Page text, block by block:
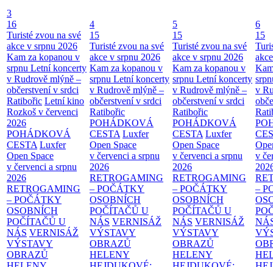
3
16
Turisté zvou na své
akce v srpnu 2026
Kam za kopanou v
srpnu Letní koncerty
v Rudrově mlýně –
občerstvení v srdci
Ratibořic Letní kino
Rozkoš v červenci
2026
POHÁDKOVÁ
CESTA Luxfer
Open Space
v červenci a srpnu
2026
RETROGAMING
– POČÁTKY
OSOBNÍCH
POČÍTAČŮ U
NÁS VERNISÁŽ
VÝSTAVY
OBRAZŮ
4
15
Turisté zvou na své
akce v srpnu 2026
Kam za kopanou v
srpnu Letní koncerty
v Rudrově mlýně –
občerstvení v srdci
Ratibořic
POHÁDKOVÁ
CESTA Luxfer
Open Space
v červenci a srpnu
2026
RETROGAMING
– POČÁTKY
OSOBNÍCH
POČÍTAČŮ U
NÁS VERNISÁŽ
VÝSTAVY
OBRAZŮ
HELENY
5
15
Turisté zvou na své
akce v srpnu 2026
Kam za kopanou v
srpnu Letní koncerty
v Rudrově mlýně –
občerstvení v srdci
Ratibořic
POHÁDKOVÁ
CESTA Luxfer
Open Space
v červenci a srpnu
2026
RETROGAMING
– POČÁTKY
OSOBNÍCH
POČÍTAČŮ U
NÁS VERNISÁŽ
VÝSTAVY
OBRAZŮ
HELENY
6
15
v
v
–